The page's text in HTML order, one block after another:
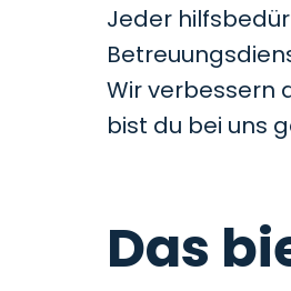
Jeder
Wir verbessern
bist du bei uns
Das